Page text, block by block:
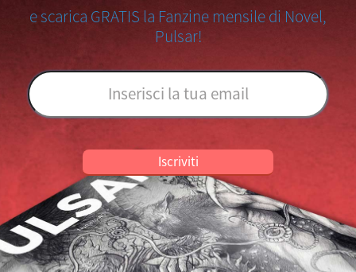
e scarica GRATIS la Fanzine mensile di Novel,
Pulsar!
Iscriviti